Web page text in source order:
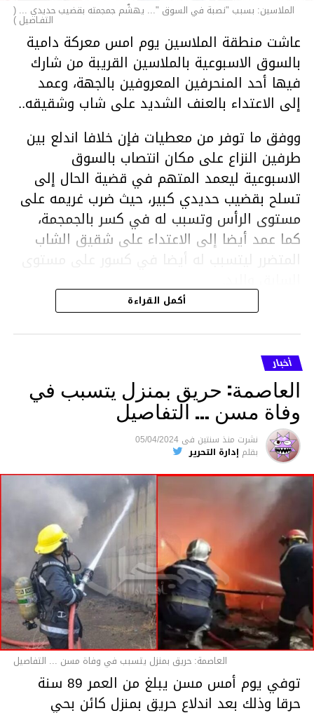
الملاسين: بسبب "نصبة في السوق "... يهشّم جمجمته بقضيب حديدي ... (
التفـاصيل )
عاشت منطقة الملاسين يوم امس معركة دامية
بالسوق الاسبوعية بالملاسين القريبة من شارك
فيها أحد المنحرفين المعروفين بالجهة، وعمد
إلى الاعتداء بالعنف الشديد على شاب وشقيقه..
ووفق ما توفر من معطيات فإن خلافا اندلع بين
طرفين النزاع على مكان انتصاب بالسوق
الاسبوعية ليعمد المتهم في قضية الحال إلى
تسلح بقضيب حديدي كبير، حيث ضرب غريمه على
مستوى الرأس وتسبب له في كسر بالجمجمة،
كما عمد أيضا إلى الاعتداء على شقيق الشاب
المتضرر ليتسبب له أيضا في كسور على مستوى
هذا وقد تمكن أعوان مركز الأمن الوطني بحي
هلال في توقيت قياسي من محاصرة المشتبه به
والقبض عليه وإحالته على التحقيق في خصوص
ما نُسبه إليه.
متابعة
قسم الاخبار
أكمل القراءة
أخبار
العاصمة: حريق بمنزل يتسبب في
وفاة مسن … التفاصيل
نشرت منذ سنتين فى 05/04/2024
بقلم إدارة التحرير
العاصمة: حريق بمنزل يتسبب في وفاة مسن ... التفاصيل
توفي يوم أمس مسن يبلغ من العمر 89 سنة
حرقا وذلك بعد اندلاع حريق بمنزل كائن بحي